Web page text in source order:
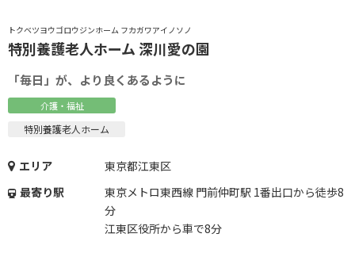
トクベツヨウゴロウジンホーム フカガワアイノソノ
特別養護老人ホーム 深川愛の園
「毎日」が、より良くあるように
介護・福祉
特別養護老人ホーム
エリア
東京都江東区
最寄り駅
東京メトロ東西線 門前仲町駅 1番出口から徒歩8
分
江東区役所から車で8分